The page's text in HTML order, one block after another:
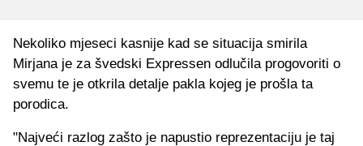
Nekoliko mjeseci kasnije kad se situacija smirila
Mirjana je za švedski Expressen odlučila progovoriti o
svemu te je otkrila detalje pakla kojeg je prošla ta
porodica.
"Najveći razlog zašto je napustio reprezentaciju je taj